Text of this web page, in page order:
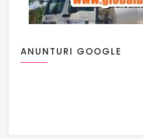
ANUNTURI GOOGLE